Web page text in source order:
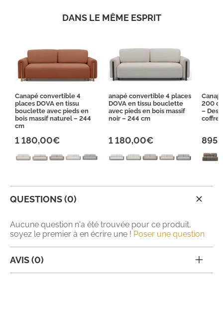
DANS LE MÊME ESPRIT
Canapé convertible 4
places DOVA en tissu
bouclette avec pieds en
bois massif naturel – 244
cm
1 180,00€
anapé convertible 4 places
DOVA en tissu bouclette
avec pieds en bois massif
noir – 244 cm
1 180,00€
200
–
coffre
QUESTIONS (0)
Aucune question n'a été trouvée pour ce produit,
soyez le premier à en écrire une ! Poser une question
AVIS (0)